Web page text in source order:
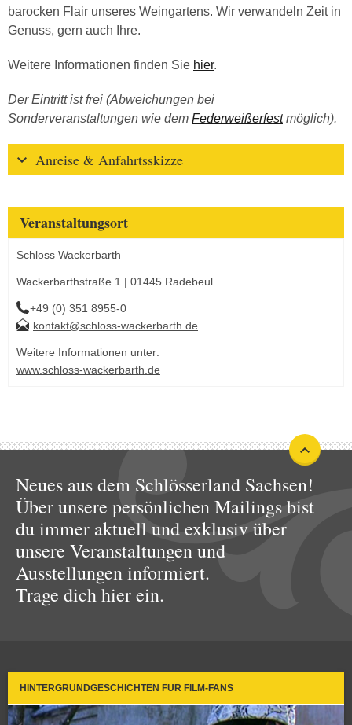
barocken Flair unseres Weingartens. Wir verwandeln Zeit in
Genuss, gern auch Ihre.
Weitere Informationen finden Sie hier.
Der Eintritt ist frei (Abweichungen bei
Sonderveranstaltungen wie dem Federweißerfestmöglich).
Anreise & Anfahrtsskizze
Veranstaltungsort
Schloss Wackerbarth
Wackerbarthstraße 1 | 01445 Radebeul
+49 (0) 351 8955-0
kontakt@schloss-wackerbarth.de
Weitere Informationen unter:
www.schloss-wackerbarth.de
Neues aus dem Schlösserland Sachsen!
Über unsere persönlichen Mailings bist
du immer aktuell und exklusiv über
unsere Veranstaltungen und
Ausstellungen informiert.
Trage dich hier ein.
HINTERGRUNDGESCHICHTEN FÜR FILM-FANS